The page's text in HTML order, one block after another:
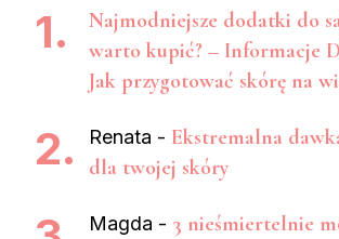
Najmodniejsze dodatki do
warto kupić? – Informacje
Jak przygotować skórę na
Renata - Ekstremalna
dla twojej skóry
Magda - 3 nieśmiertelnie